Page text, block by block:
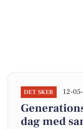
DET SKER 12-
dag med